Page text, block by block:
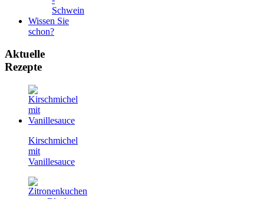
Schwein
Wissen Sie
schon?
Aktuelle
Rezepte
Kirschmichel
mit
Vanillesauce